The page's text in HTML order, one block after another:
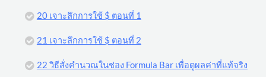
20 เจาะลึกการใช้ $ ตอนที่ 1
21 เจาะลึกการใช้ $ ตอนที่ 2
22 วิธีสั่งคำนวณในช่อง Formula Bar เพื่อดูผลค่าที่แท้จริง